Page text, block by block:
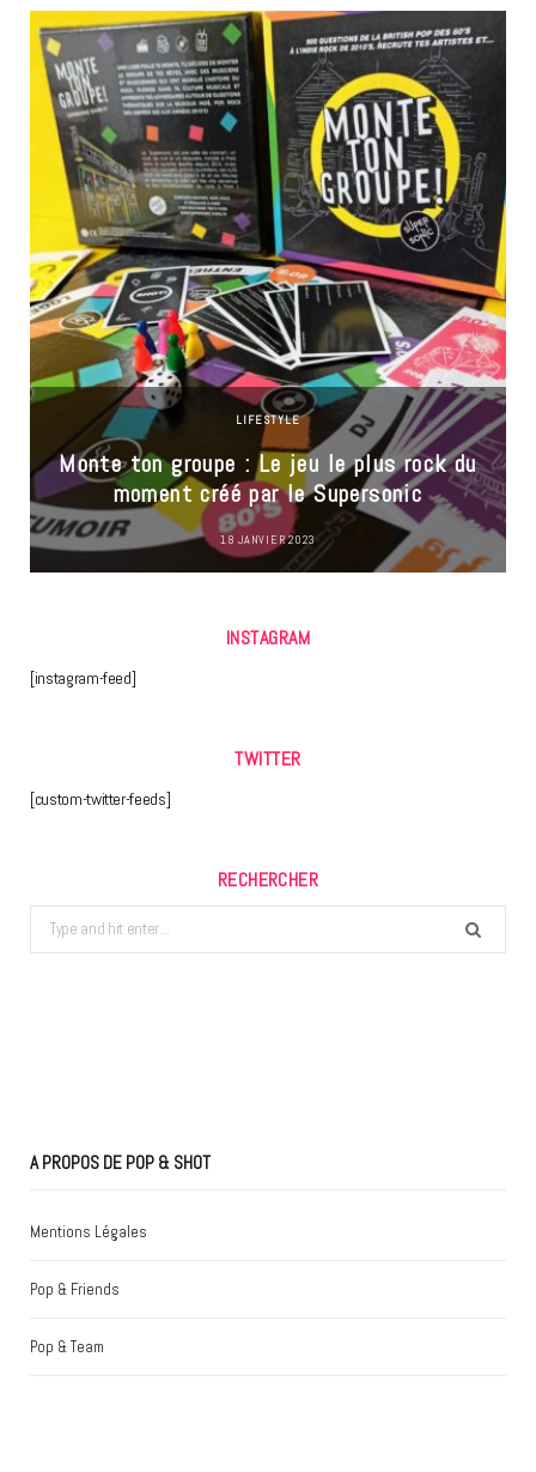
LIFESTYLE
Monte ton groupe : Le jeu le plus rock du
moment créé par le Supersonic
18 JANVIER 2023
INSTAGRAM
[instagram-feed]
TWITTER
[custom-twitter-feeds]
RECHERCHER
Search
for:
A PROPOS DE POP & SHOT
Mentions Légales
Pop & Friends
Pop & Team